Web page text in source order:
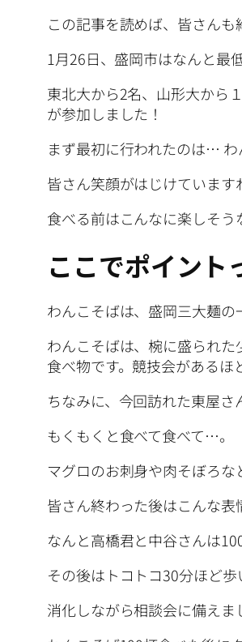
この記事を読めば、皆さんも
1月26日、盛岡市はなんと
東北大から2名、山形大から
が参加しました！
まず最初に行われたのは… わ
皆さん笑顔がはじけています
食べる前はこんなに楽しそ
ここでポイント
わんこそばは、盛岡三大麺の
わんこそばは、椀に盛られ
食べ物です。競技会がある
ちなみに、今回訪れた東屋さ
もくもくと食べて食べて…。
マグロのお刺身や肉そぼろな
皆さん終わった後はこんな
なんと高橋君と中谷さんは
その後はトコトコ30分ほど歩
消化しながら相談会に備えま